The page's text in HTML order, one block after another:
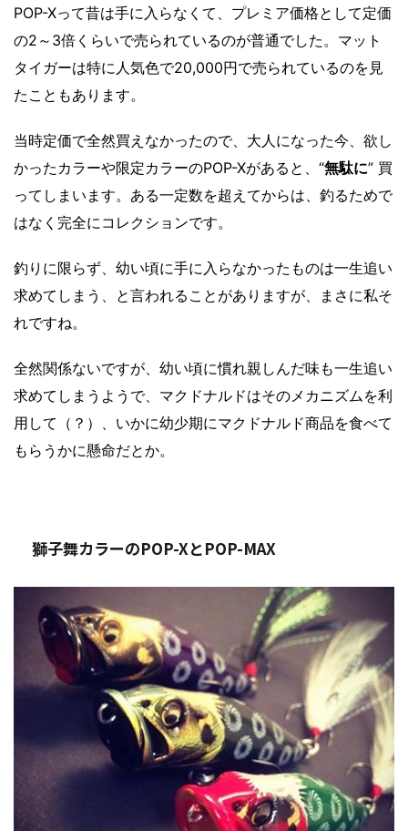
POP-Xって昔は手に入らなくて、プレミア価格として定価
の2～3倍くらいで売られているのが普通でした。マット
タイガーは特に人気色で20,000円で売られているのを見
たこともあります。
当時定価で全然買えなかったので、大人になった今、欲し
かったカラーや限定カラーのPOP-Xがあると、“無駄に” 買
ってしまいます。ある一定数を超えてからは、釣るためで
はなく完全にコレクションです。
釣りに限らず、幼い頃に手に入らなかったものは一生追い
求めてしまう、と言われることがありますが、まさに私そ
れですね。
全然関係ないですが、幼い頃に慣れ親しんだ味も一生追い
求めてしまうようで、マクドナルドはそのメカニズムを利
用して（？）、いかに幼少期にマクドナルド商品を食べて
もらうかに懸命だとか。
獅子舞カラーのPOP-XとPOP-MAX